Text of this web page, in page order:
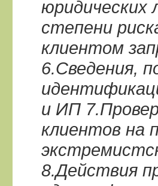
юридических
степени
клиентом
6.Сведения,
и ИП
клиентов на
8.Действия